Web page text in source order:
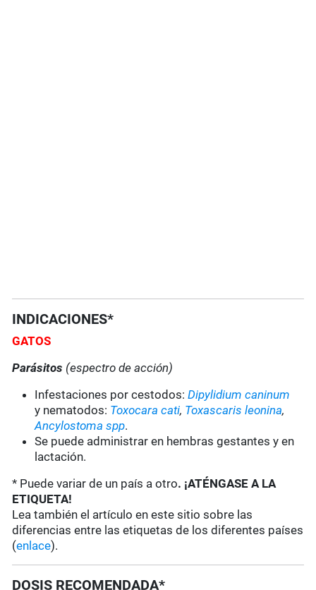
INDICACIONES*
GATOS
Parásitos (espectro de acción)
Infestaciones por cestodos:Dipylidium caninum
y nematodos: Toxocara cati, Toxascaris leonina,
Ancylostoma spp.
Se puede administrar en hembras gestantes y en
lactación.
* Puede variar de un país a otro. ¡ATÉNGASE A LA
ETIQUETA!
Lea también el artículo en este sitio sobre las
diferencias entre las etiquetas de los diferentes países
(enlace).
DOSIS RECOMENDADA*